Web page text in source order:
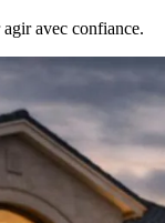
avec confiance.